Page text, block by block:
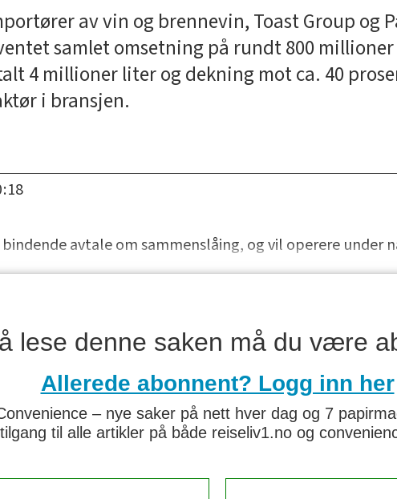
av vin og brennevin, Toast Group og
samlet omsetning på rundt 800
4 millioner liter og dekning mot ca. 40
i bransjen.
avtale om sammenslåing, og vil operere under
lese denne saken må du være
Allerede abonnent? Logg inn her
– nye saker på nett hver dag og 7
til alle artikler på både reiseliv1.no og